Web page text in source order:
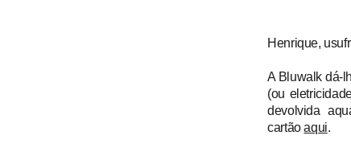
Henrique,
A Bluwalk dá-
(ou
devolvida
cartãoaqui.